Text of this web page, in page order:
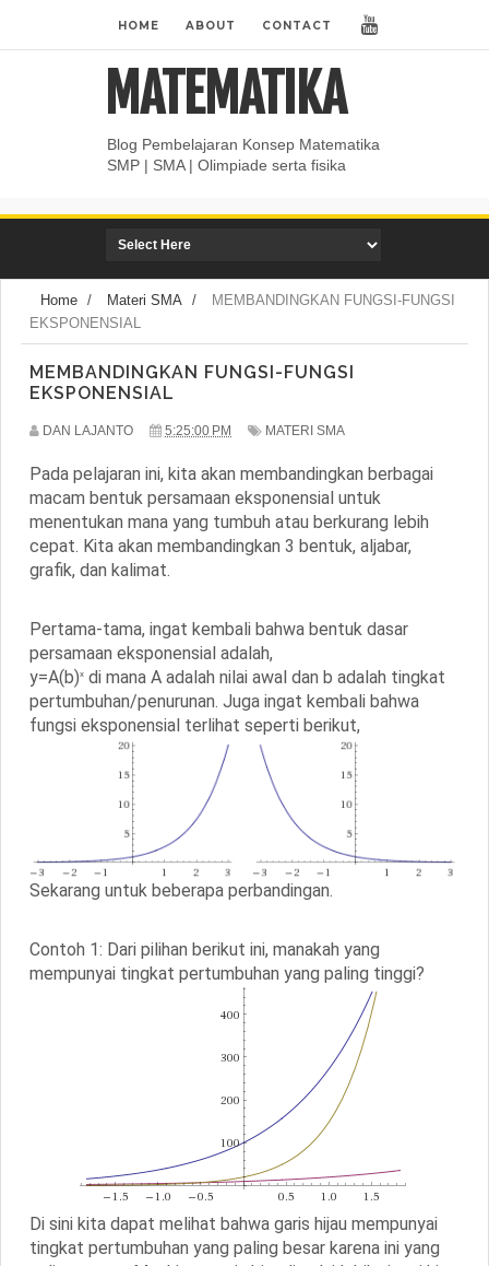
HOME ABOUT CONTACT
MATEMATIKA
Blog Pembelajaran Konsep Matematika
SMP | SMA | Olimpiade serta fisika
Home / Materi SMA /
MEMBANDINGKAN FUNGSI-FUNGSI
EKSPONENSIAL
MEMBANDINGKAN FUNGSI-FUNGSI
EKSPONENSIAL
DAN LAJANTO 5:25:00 PM MATERI SMA
Pada pelajaran ini, kita akan membandingkan berbagai
macam bentuk persamaan eksponensial untuk
menentukan mana yang tumbuh atau berkurang lebih
cepat. Kita akan membandingkan 3 bentuk, aljabar,
grafik, dan kalimat.
Pertama-tama, ingat kembali bahwa bentuk dasar
persamaan eksponensial adalah,
y=A(b)x di mana A adalah nilai awal dan b adalah tingkat
pertumbuhan/penurunan. Juga ingat kembali bahwa
fungsi eksponensial terlihat seperti berikut,
Sekarang untuk beberapa perbandingan.
Contoh 1: Dari pilihan berikut ini, manakah yang
mempunyai tingkat pertumbuhan yang paling tinggi?
Di sini kita dapat melihat bahwa garis hijau mempunyai
tingkat pertumbuhan yang paling besar karena ini yang